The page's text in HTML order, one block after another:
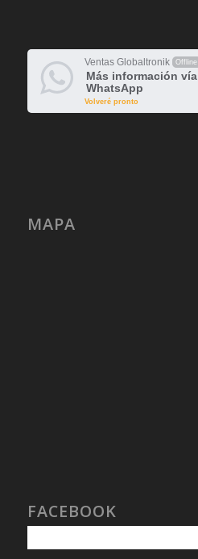
Ventas Globaltronik Offline
Más información vía
WhatsApp
Volveré pronto
MAPA
FACEBOOK